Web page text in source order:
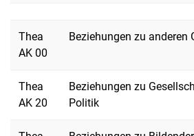
Thea
AK 00
Beziehungen zu anderen
Thea
AK 20
Beziehungen zu
Politik